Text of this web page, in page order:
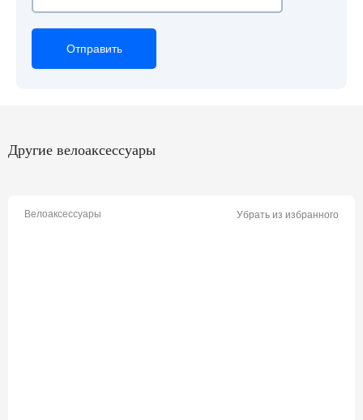
Отправить
Отправить
Отправить
Другие велоаксессуары
Велоаксессуары Убрать из избранного